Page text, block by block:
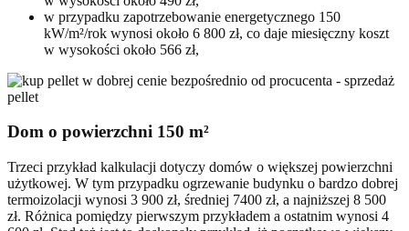
w przypadku zapotrzebowanie energetycznego 150
kW/m²/rok wynosi około 6 800 zł, co daje miesięczny koszt
w wysokości około 566 zł,
Dom o powierzchni 150 m²
Trzeci przykład kalkulacji dotyczy domów o większej powierzchni
użytkowej. W tym przypadku ogrzewanie budynku o bardzo dobrej
termoizolacji wynosi 3 900 zł, średniej 7400 zł, a najniższej 8 500
zł. Różnica pomiędzy pierwszym przykładem a ostatnim wynosi 4